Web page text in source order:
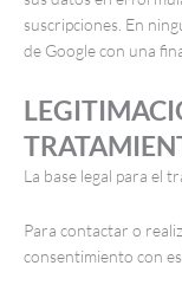
suscripciones. En
de Google con una
La base legal para el
Para contactar o
consentimiento con